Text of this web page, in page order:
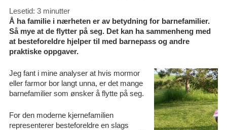
Lesetid: 3 minutter
Å ha familie i nærheten er av betydning for barnefamilier.
Så mye at de flytter på seg. Det kan ha sammenheng med
at besteforeldre hjelper til med barnepass og andre
praktiske oppgaver.
Jeg fant i mine analyser at hvis mormor
eller farmor bor langt unna, er det mange
barnefamilier som ønsker å flytte på seg.
For den moderne kjernefamilien
representerer besteforeldre en slags